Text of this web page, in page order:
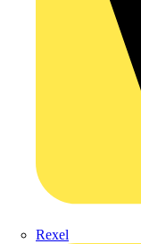
Rexel